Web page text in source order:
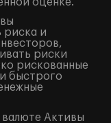
риска и
риски
рискованные
быстрого
Активы